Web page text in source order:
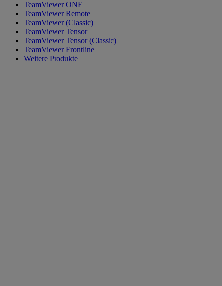
TeamViewer ONE
TeamViewer Remote
TeamViewer (Classic)
TeamViewer Tensor
TeamViewer Tensor (Classic)
TeamViewer Frontline
Weitere Produkte